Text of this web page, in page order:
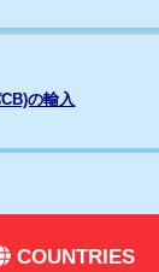
line)CBベビー
COUNTRIES